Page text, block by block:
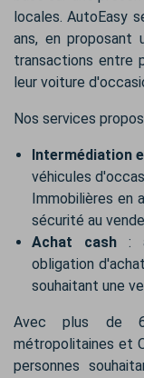
locales. AutoEasy
ans, en proposant
transactions entre
leur voiture
Nos services
Intermédiation
véhicules
Immobilières en
sécurité au
Achat cash :
obligation
souhaitant une
Avec plus de
métropolitaines et
personnes